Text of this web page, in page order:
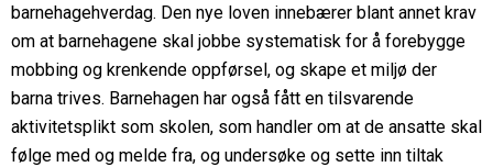
barnehagehverdag. Den nye loven innebærer blant annet krav
om at barnehagene skal jobbe systematisk for å forebygge
mobbing og krenkende oppførsel, og skape et miljø der
barna trives. Barnehagen har også fått en tilsvarende
aktivitetsplikt som skolen, som handler om at de ansatte skal
følge med og melde fra, og undersøke og sette inn tiltak